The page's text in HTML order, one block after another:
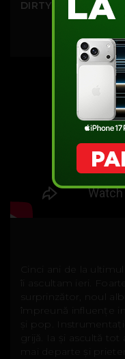
DIRTY
Cinci ani de la
îi ascultam ieri.
surprinzător, noul
împreună influențe
și pop.
grijă. Ia și ascultă
mai departe și